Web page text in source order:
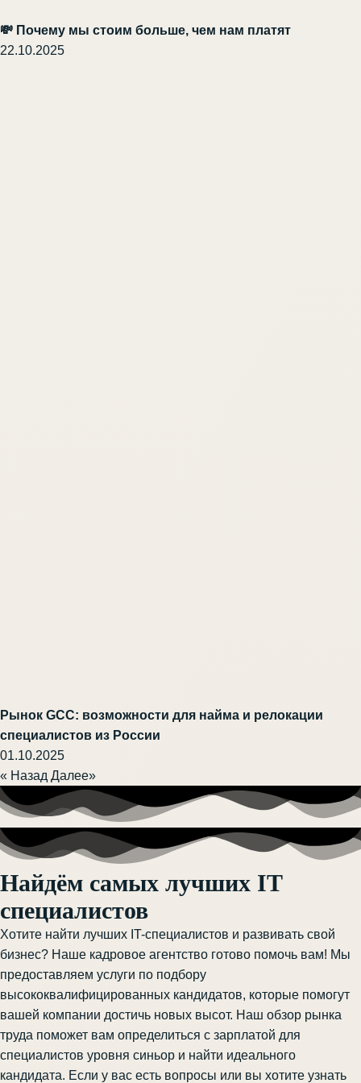
💸 Почему мы стоим больше, чем нам платят
22.10.2025
Рынок GCC: возможности для найма и релокации
специалистов из России
01.10.2025
« Назад Далее»
Найдём самых лучших IT
специалистов
Хотите найти лучших IT-специалистов и развивать свой
бизнес? Наше кадровое агентство готово помочь вам! Мы
предоставляем услуги по подбору
высококвалифицированных кандидатов, которые помогут
вашей компании достичь новых высот. Наш обзор рынка
труда поможет вам определиться с зарплатой для
специалистов уровня синьор и найти идеального
кандидата. Если у вас есть вопросы или вы хотите узнать